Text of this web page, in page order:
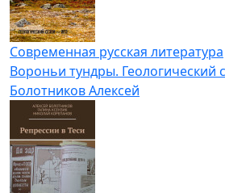
Современная русская литература
Вороньи тундры. Геологический
Болотников Алексей